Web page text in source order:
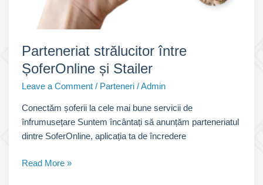
Parteneriat strălucitor între
ȘoferOnline și Stailer
Leave a Comment / Parteneri /Admin
Conectăm șoferii la cele mai bune servicii de
înfrumusețare Suntem încântați să anunțăm parteneriatul
dintre SoferOnline, aplicația ta de încredere
Parteneriat
Read More »